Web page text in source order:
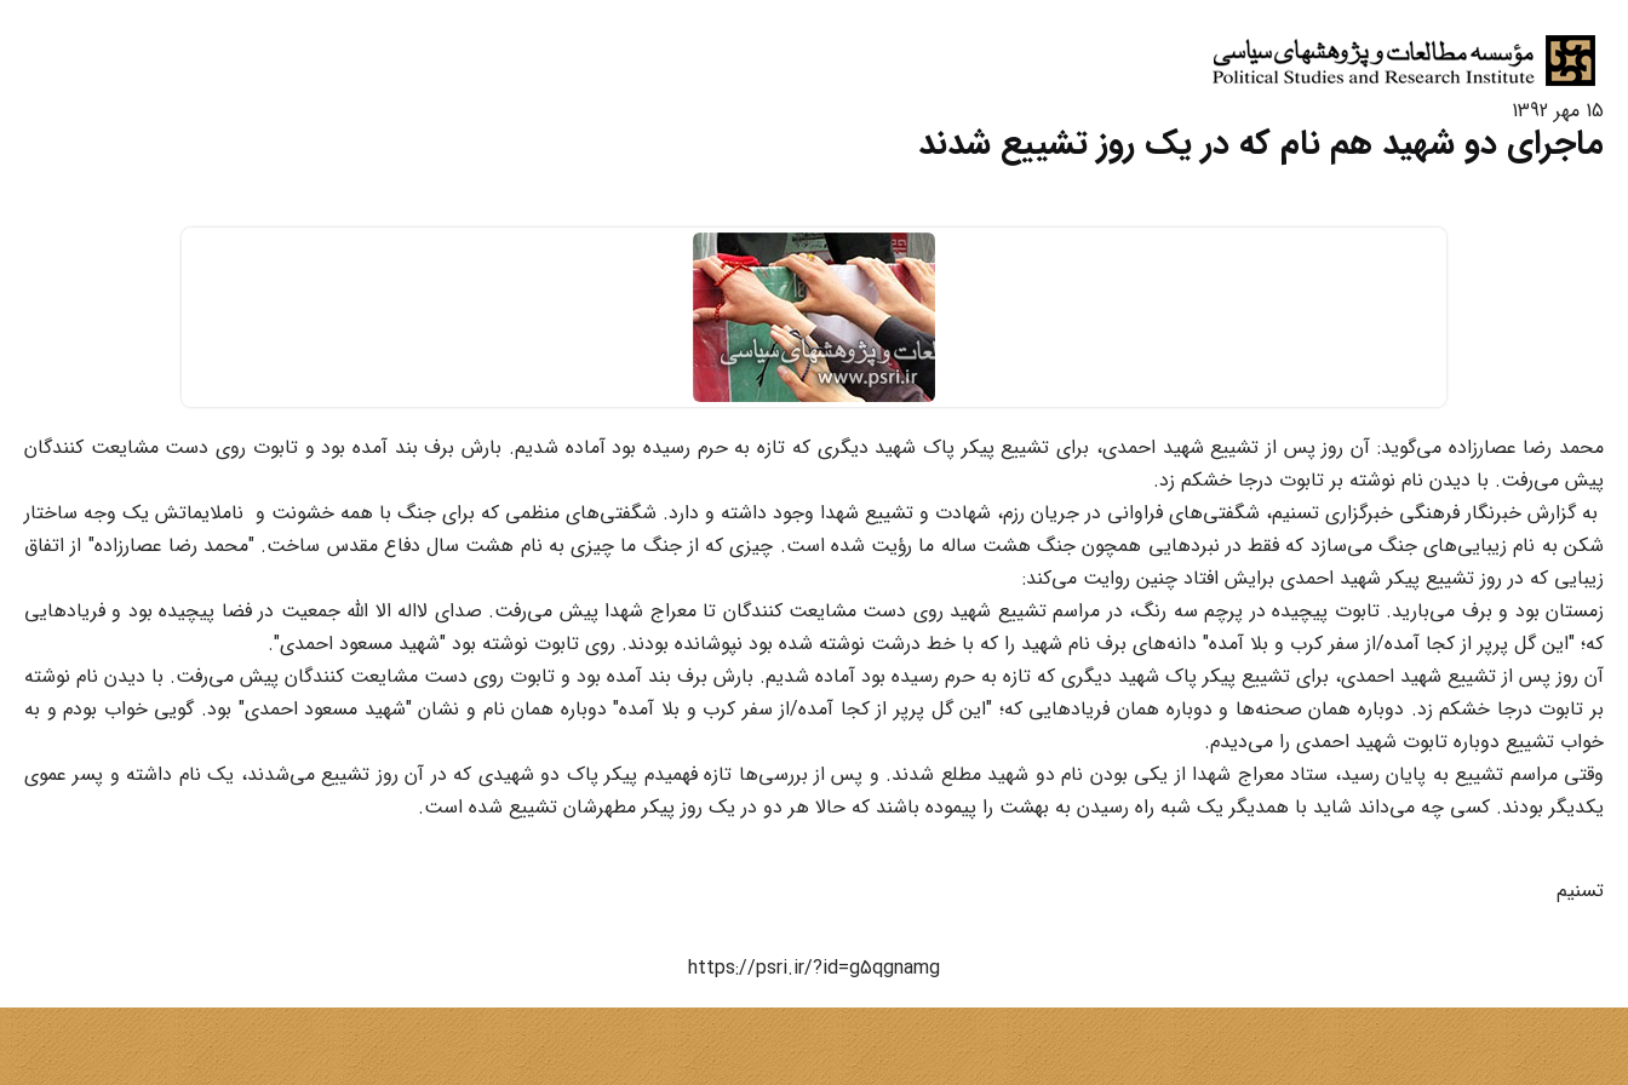
15 مهر 1392
ماجرای دو شهید هم نام که در یک روز تشییع شدند
محمد رضا عصارزاده می‌گوید: آن روز پس از تشییع شهید احمدی، برای تشییع پیکر پاک شهید دیگری که تازه به حرم رسیده بود آماده شدیم. بارش برف بند آمده بود و تابوت روی دست مشایعت کنندگان
پیش می‌رفت. با دیدن نام نوشته بر تابوت درجا خشکم زد.
به گزارش خبرنگار فرهنگی خبرگزاری تسنیم، شگفتی‌های فراوانی در جریان رزم، شهادت و تشییع شهدا وجود داشته و دارد. شگفتی‌های منظمی که برای جنگ با همه خشونت و ناملایماتش یک وجه ساختار
شکن به نام زیبایی‌های جنگ می‌سازد که فقط در نبردهایی همچون جنگ هشت ساله ما رؤیت شده است. چیزی که از جنگ ما چیزی به نام هشت سال دفاع مقدس ساخت. "محمد رضا عصارزاده" از اتفاق
زیبایی که در روز تشییع پیکر شهید احمدی برایش افتاد چنین روایت می‌کند:
زمستان بود و برف می‌بارید. تابوت پیچیده در پرچم سه رنگ، در مراسم تشییع شهید روی دست مشایعت کنندگان تا معراج شهدا پیش می‌رفت. صدای لااله الا الله جمعیت در فضا پیچیده بود و فریادهایی
که؛ "این گل پرپر از کجا آمده/از سفر کرب و بلا آمده" دانه‌های برف نام شهید را که با خط درشت نوشته شده بود نپوشانده بودند. روی تابوت نوشته بود "شهید مسعود احمدی".
آن روز پس از تشییع شهید احمدی، برای تشییع پیکر پاک شهید دیگری که تازه به حرم رسیده بود آماده شدیم. بارش برف بند آمده بود و تابوت روی دست مشایعت کنندگان پیش می‌رفت. با دیدن نام نوشته
بر تابوت درجا خشکم زد. دوباره همان صحنه‌ها و دوباره همان فریادهایی که؛ "این گل پرپر از کجا آمده/از سفر کرب و بلا آمده" دوباره همان نام و نشان "شهید مسعود احمدی" بود. گویی خواب بودم و به
خواب تشییع دوباره تابوت شهید احمدی را می‌دیدم.
وقتی مراسم تشییع به پایان رسید، ستاد معراج شهدا از یکی بودن نام دو شهید مطلع شدند. و پس از بررسی‌ها تازه فهمیدم پیکر پاک دو شهیدی که در آن روز تشییع می‌شدند، یک نام داشته و پسر عموی
یکدیگر بودند. کسی چه می‌داند شاید با همدیگر یک شبه راه رسیدن به بهشت را پیموده باشند که حالا هر دو در یک روز پیکر مطهرشان تشییع شده است.
تسنیم
https://psri.ir/?id=g5qgnamg